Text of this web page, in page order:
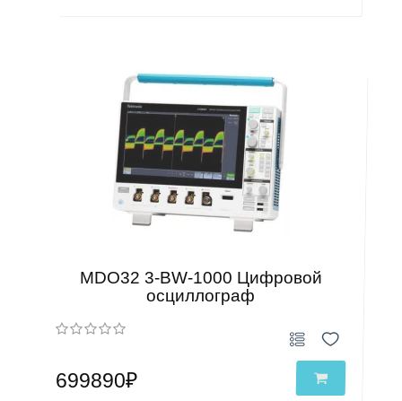
MDO32 3-BW-1000 Цифровой
осциллограф
699890₽